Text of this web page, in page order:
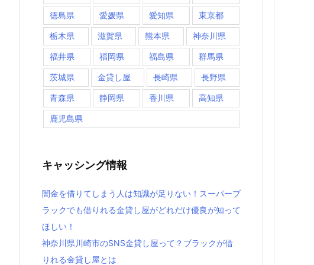
徳島県 愛媛県 愛知県 東京都
栃木県 滋賀県 熊本県 神奈川県
福井県 福岡県 福島県 群馬県
茨城県 金貸し屋 長崎県 長野県
青森県 静岡県 香川県 高知県
鹿児島県
キャッシング情報
闇金を借りてしまう人は知識が足りない！スーパーブ
ラックでも借りれる金貸し屋がどれだけ優良が知って
ほしい！
神奈川県川崎市のSNS金貸し屋って？ブラックが借
りれる金貸し屋とは